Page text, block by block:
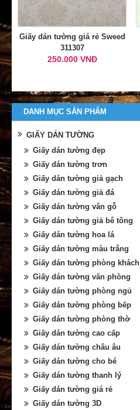
Giấy dán tường giá rẻ Sweed
311307
250.000 VNĐ
DANH MỤC SẢN PHẨM
GIẤY DÁN TƯỜNG
Giấy dán tường đẹp
Giấy dán tường trơn
Giấy dán tường giả gạch
Giấy dán tường giả đá
Giấy dán tường vân gỗ
Giấy dán tường giả bê tông
Giấy dán tường hoa lá
Giấy dán tường màu trắng
Giấy dán tường phòng khách
Giấy dán tường văn phòng
Giấy dán tường phòng ngủ
Giấy dán tường phòng bếp
Giấy dán tường phòng thờ
Giấy dán tường cao cấp
Giấy dán tường châu âu
Giấy dán tường cho bé
Giấy dán tường thanh lý
Giấy dán tường giá rẻ
Giấy dán tường 3D